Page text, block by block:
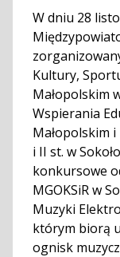
W dniu 28
Kultury,
Małopolskim
Wspierania
Małopolskim
i II st. w
konkursowe
MGOKSiR w
Muzyki
którym biorą
ognisk